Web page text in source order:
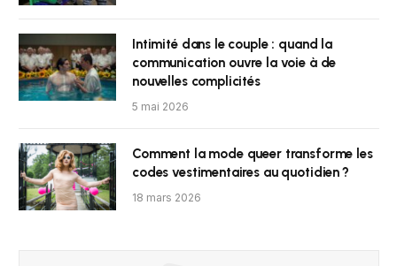
Intimité dans le couple : quand la
communication ouvre la voie à de
nouvelles complicités
5 mai 2026
Comment la mode queer transforme les
codes vestimentaires au quotidien ?
18 mars 2026